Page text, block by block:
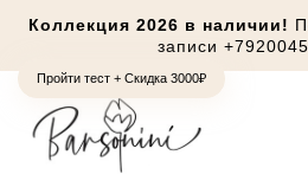
Пройти тест + Скидка 3000₽
Коллекция 2026 в наличии!
записи